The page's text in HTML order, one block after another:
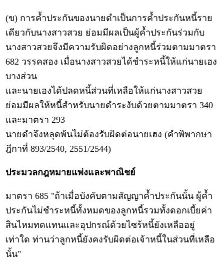
(ข) การค้ำประกันของนายดำเป็นการค้ำประกันหนี้ราย
เดียวกับนางสาวสวย ย่อมมีผลเป็นผู้ค้ำประกันร่วมกับ
นางสาวสวยจึงมีความรับผิดอย่างลูกหนี้ร่วมตามมาตรา
682 วรรคสอง เมื่อนางสาวสวยได้ชำระหนี้ให้แก่นายเฮง
บางส่วน
และนายเฮงได้ปลดหนี้ส่วนที่เหลือให้แก่นางสาวสวย
ย่อมมีผลให้หนี้สำหรับนายดำระงับด้วยตามมาตรา 340
และมาตรา 293
นายดำจึงหลุดพ้นไม่ต้องรับผิดต่อนายเฮง (คำพิพากษา
ฎีกาที่ 893/2540, 2551/2544)
ประมวลกฎหมายแพ่งและพาณิชย์
มาตรา 685 "ถ้าเมื่อบังคับตามสัญญาค้ำประกันนั้น ผู้ค้ำ
ประกันไม่ชำระหนี้ทั้งหมดของลูกหนี้รวมทั้งดอกเบี้ยค่า
สินไหมทดแทนและอุปกรณ์ด้วยไซร้หนี้ยังเหลืออยู่
เท่าใด ท่านว่าลูกหนี้ยังคงรับผิดต่อเจ้าหนี้ในส่วนที่เหลือ
นั้น"